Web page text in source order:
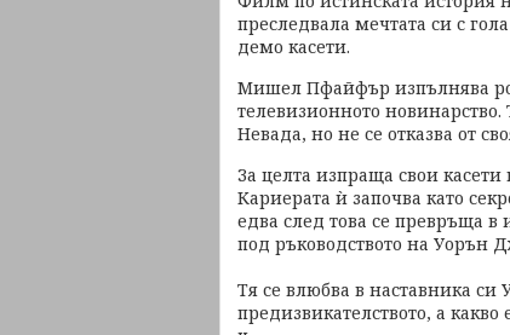
преследвала мечтата си с
демо касети.
Мишел Пфайфър изпълнява
телевизионното
Невада, но не се отказва от
За целта изпраща свои
Кариерата ѝ започва като
едва след това се превръща
под ръководството на Уорън
Тя се влюбва в наставника си
предизвикателството, а